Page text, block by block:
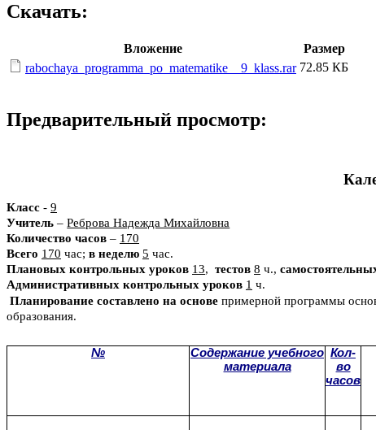
Скачать:
Вложение
Размер
rabochaya_programma_po_matematike__9_klass.rar 72.85 КБ
Предварительный просмотр:
Класс - 9
Учитель –Реброва Надежда Михайловна
Количество часов – 170
Всего 170 час; в неделю 5 час.
Плановых контрольных уроков 13, тестов 8 ч.,
Административных контрольных уроков 1 ч.
Планирование составлено на основе примерной программы
образования.
№
Содержание учебного
материала
Кол-
во
часов